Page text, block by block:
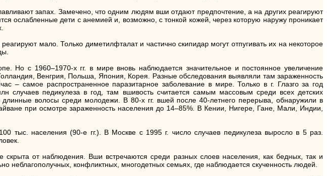
запах. Замечено, что одним людям вши отдают предпочтение, а на других реагируют
ослабленные дети с анемией и, возможно, с тонкой кожей, через которую наружу проникает
мало. Только диметилфталат и частично скипидар могут отпугивать их на некоторое
Но с 1960–1970-х гг. в мире вновь наблюдается значительное и постоянное увеличение
Венгрия, Польша, Япония, Корея. Разные обследования выявляли там зараженность
– самое распространенное паразитарное заболевание в мире. Только в г. Глазго за год
случаев педикулеза в год, там вшивость считается самым массовым среди всех детских
волосы среди молодежи. В 80-х гг. вшей после 40-летнего перерыва, обнаружили в
при осмотре зараженность населения до 14–85%. В Кении, Нигере, Гане, Мали, Индии,
тыс. населения (90-е гг.). В Москве с 1995 г. число случаев педикулеза выросло в 5 раз.
скрыта от наблюдения. Вши встречаются среди разных слоев населения, как бедных, так и
неблагополучных, конфликтных, многодетных семьях, где наблюдается скученность людей.